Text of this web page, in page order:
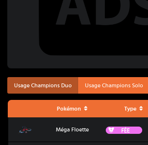
Usage Champions Duo Usage Champions Solo
Pokémon Type
Méga Floette Fée